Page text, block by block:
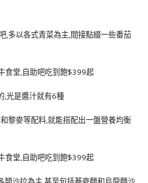
,多以各式青菜為主,間接點綴一些番茄
,光是醬汁就有6種
黎麥等配料,就能搭配出一盤營養均衡